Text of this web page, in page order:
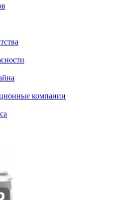
компании